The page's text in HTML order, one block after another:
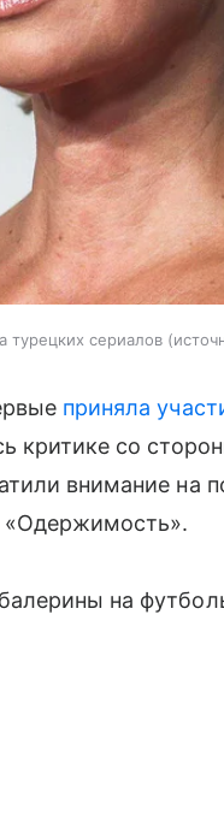
турецких сериалов
приняла
критике со
внимание на
«Одержимость».
на